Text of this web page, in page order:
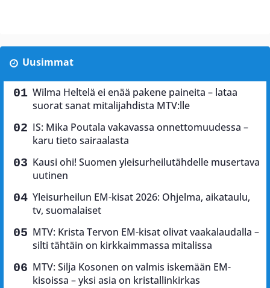
Uusimmat
Wilma Heltelä ei enää pakene paineita – lataa
suorat sanat mitalijahdista MTV:lle
IS: Mika Poutala vakavassa onnettomuudessa –
karu tieto sairaalasta
Kausi ohi! Suomen yleisurheilutähdelle musertava
uutinen
Yleisurheilun EM-kisat 2026: Ohjelma, aikataulu,
tv, suomalaiset
MTV: Krista Tervon EM-kisat olivat vaakalaudalla –
silti tähtäin on kirkkaimmassa mitalissa
MTV: Silja Kosonen on valmis iskemään EM-
kisoissa – yksi asia on kristallinkirkas